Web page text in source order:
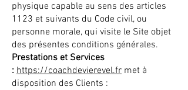
physique capable au sens des articles
1123 et suivants du Code civil, ou
personne morale, qui visite le Site objet
des présentes conditions générales.
Prestations et Services
: https://coachdevierevel.fr met à
disposition des Clients :